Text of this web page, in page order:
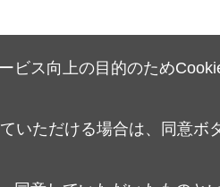
ビス向上の目的のため
いただける場合は、同意ボ